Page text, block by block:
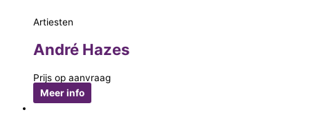
Artiesten
André Hazes
Prijs op aanvraag
Meer info